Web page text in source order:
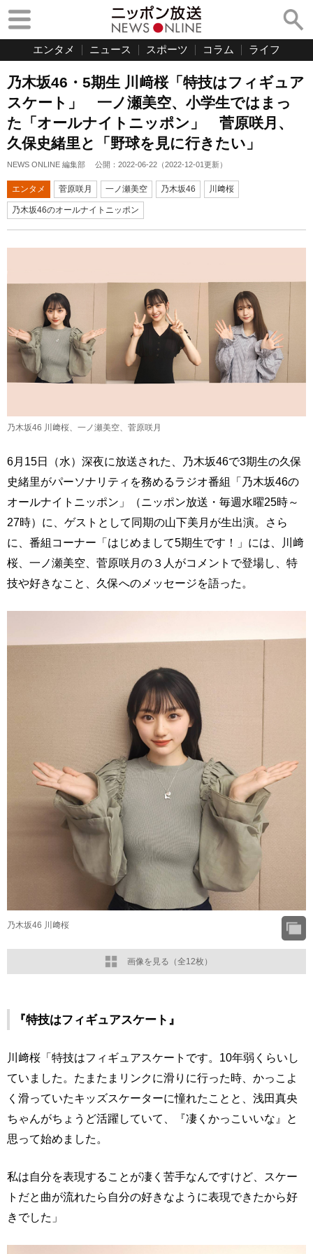
エンタメ ニュース スポーツ コラム ライフ
乃木坂46・5期生 川﨑桜「特技はフィギュア
スケート」 一ノ瀬美空、小学生ではまっ
た「オールナイトニッポン」 菅原咲月、
久保史緒里と「野球を見に行きたい」
NEWS ONLINE 編集部 公開： 2022-06-22 （2022-12-01更新）
エンタメ 菅原咲月 一ノ瀬美空 乃木坂46 川﨑桜
乃木坂46のオールナイトニッポン
乃木坂46 川﨑桜、一ノ瀬美空、菅原咲月
6月15日（水）深夜に放送された、乃木坂46で3期生の久保
史緒里がパーソナリティを務めるラジオ番組「乃木坂46の
オールナイトニッポン」（ニッポン放送・毎週水曜25時～
27時）に、ゲストとして同期の山下美月が生出演。さら
に、番組コーナー「はじめまして5期生です！」には、川﨑
桜、一ノ瀬美空、菅原咲月の３人がコメントで登場し、特
技や好きなこと、久保へのメッセージを語った。
画像を見る（全12枚）
乃木坂46 川﨑桜
『特技はフィギュアスケート』
川﨑桜「特技はフィギュアスケートです。10年弱くらいし
ていました。たまたまリンクに滑りに行った時、かっこよ
く滑っていたキッズスケーターに憧れたことと、浅田真央
ちゃんがちょうど活躍していて、『凄くかっこいいな』と
思って始めました。
私は自分を表現することが凄く苦手なんですけど、スケー
トだと曲が流れたら自分の好きなように表現できたから好
きでした」